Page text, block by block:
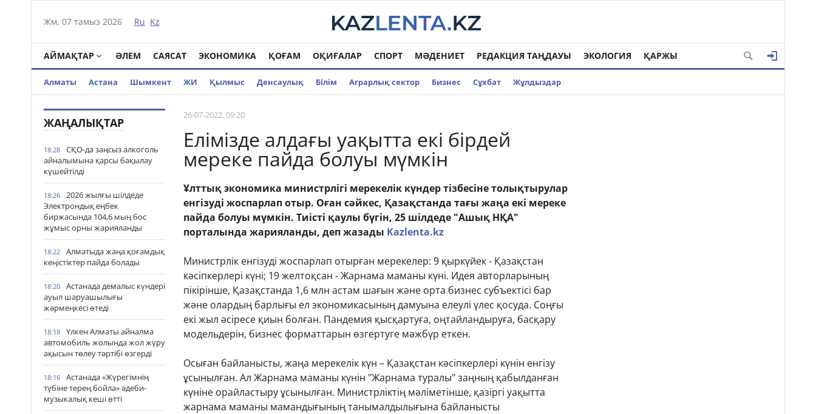
Жм, 07 тамыз 2026 Ru Kz
АЙМАҚТАР ӘЛЕМ САЯСАТ ЭКОНОМИКА ҚОҒАМ ОҚИҒАЛАР СПОРТ МӘДЕНИЕТ РЕДАКЦИЯ ТАҢДАУЫ ЭКОЛОГИЯ ҚАРЖЫ
Алматы Астана Шымкент ЖИ Қылмыс Денсаулық Білім Аграрлық сектор Бизнес Cұхбат Жұлдыздар
ЖАҢАЛЫҚТАР
18:28
СҚО-да заңсыз алкоголь
айналымына қарсы бақылау
күшейтілді
18:26
2026 жылғы шілдеде
Электрондық еңбек
биржасында 104,6 мың бос
жұмыс орны жарияланды
18:22
Алматыда жаңа қоғамдық
кеңістіктер пайда болады
18:20
Астанада демалыс күндері
ауыл шаруашылығы
жәрмеңкесі өтеді
18:18
Үлкен Алматы айналма
автомобиль жолында жол жүру
ақысын төлеу тәртібі өзгерді
18:16
Астанада «Жүрегімнің
түбіне терең бойла» әдеби-
музыкалық кеші өтті
26-07-2022, 09:20
Елімізде алдағы уақытта екі бірдей
мереке пайда болуы мүмкін
Ұлттық экономика министрлігі мерекелік күндер тізбесіне толықтырулар
енгізуді жоспарлап отыр. Оған сәйкес, Қазақстанда тағы жаңа екі мереке
пайда болуы мүмкін. Тиісті қаулы бүгін, 25 шілдеде "Ашық НҚА"
порталында жарияланды, деп жазады Kazlenta.kz
Министрлік енгізуді жоспарлап отырған мерекелер: 9 қыркүйек - Қазақстан
кәсіпкерлері күні; 19 желтоқсан - Жарнама маманы күні. Идея авторларының
пікірінше, Қазақстанда 1,6 млн астам шағын және орта бизнес субъектісі бар
және олардың барлығы ел экономикасының дамуына елеулі үлес қосуда. Соңғы
екі жыл әсіресе қиын болған. Пандемия қысқартуға, оңтайландыруға, басқару
модельдерін, бизнес форматтарын өзгертуге мәжбүр еткен.
Осыған байланысты, жаңа мерекелік күн – Қазақстан кәсіпкерлері күнін енгізу
ұсынылған. Ал Жарнама маманы күнін "Жарнама туралы" заңның қабылданған
күніне орайластыру ұсынылған. Министрліктің мәліметінше, қазіргі уақытта
жарнама маманы мамандығының танымалдылығына байланысты